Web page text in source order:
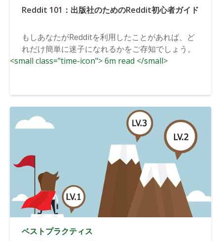
Reddit 101：出版社のためのReddit初心者ガイド
もしあなたがRedditを利用したことがあれば、ど
れだけ簡単に迷子になれるかをご存知でしょう。
<small class="time-icon"> 6m read </small>
ベストプラクティス